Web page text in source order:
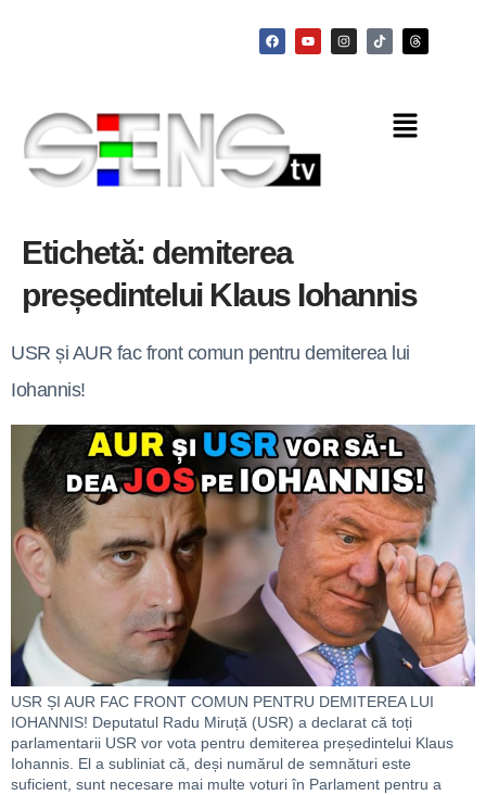
Etichetă: demiterea
președintelui Klaus Iohannis
USR și AUR fac front comun pentru demiterea lui
Iohannis!
USR ȘI AUR FAC FRONT COMUN PENTRU DEMITEREA LUI
IOHANNIS! Deputatul Radu Miruță (USR) a declarat că toți
parlamentarii USR vor vota pentru demiterea președintelui Klaus
Iohannis. El a subliniat că, deși numărul de semnături este
suficient, sunt necesare mai multe voturi în Parlament pentru a